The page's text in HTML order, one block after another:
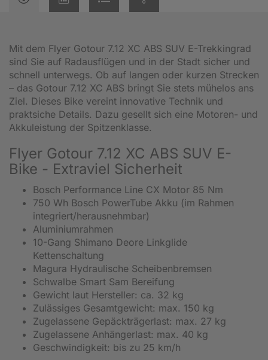
Mit dem Flyer Gotour 7.12 XC ABS SUV E-Trekkingrad
sind Sie auf Radausflügen und in der Stadt sicher und
schnell unterwegs. Ob auf langen oder kurzen Strecken
– das Gotour 7.12 XC ABS bringt Sie stets mühelos ans
Ziel. Dieses Bike vereint innovative Technik und
praktsiche Details. Dazu gesellt sich eine Motoren- und
Akkuleistung der Spitzenklasse.
Flyer Gotour 7.12 XC ABS SUV E-
Bike - Extraviel Sicherheit
Bosch Performance Line CX Motor 85 Nm
750 Wh Bosch PowerTube Akku (im Rahmen
integriert/herausnehmbar)
Aluminiumrahmen
10-Gang Shimano Deore Linkglide
Kettenschaltung
Magura Hydraulische Scheibenbremsen
Schwalbe Smart Sam Bereifung
Gewicht laut Hersteller: ca. 32 kg
Zulässiges Gesamtgewicht: max. 150 kg
Zugelassene Gepäckträgerlast: max. 27 kg
Zugelassene Anhängerlast: max. 40 kg
Geschwindigkeit: bis zu 25 km/h